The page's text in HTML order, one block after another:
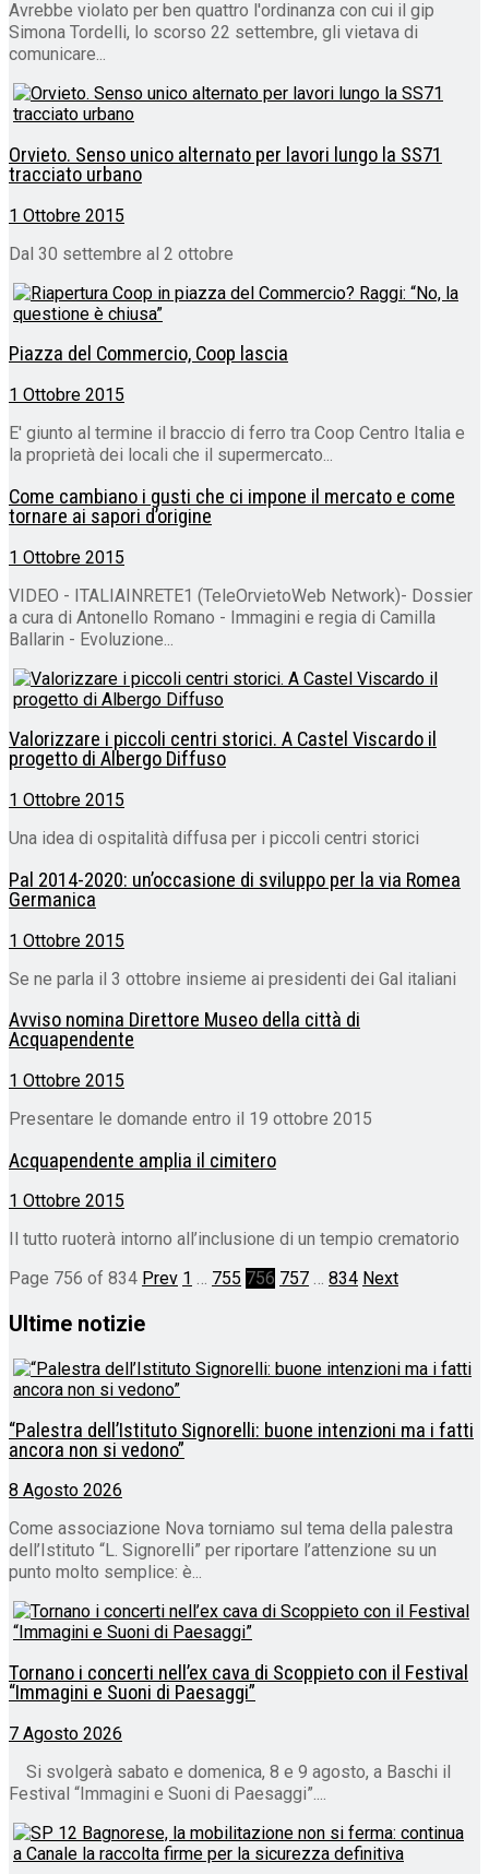
Avrebbe violato per ben quattro l'ordinanza con cui il gip
Simona Tordelli, lo scorso 22 settembre, gli vietava di
comunicare...
Orvieto. Senso unico alternato per lavori lungo la SS71
tracciato urbano
1 Ottobre 2015
Dal 30 settembre al 2 ottobre
Piazza del Commercio, Coop lascia
1 Ottobre 2015
E' giunto al termine il braccio di ferro tra Coop Centro Italia e
la proprietà dei locali che il supermercato...
Come cambiano i gusti che ci impone il mercato e come
tornare ai sapori d’origine
1 Ottobre 2015
VIDEO - ITALIAINRETE1 (TeleOrvietoWeb Network)- Dossier
a cura di Antonello Romano - Immagini e regia di Camilla
Ballarin - Evoluzione...
Valorizzare i piccoli centri storici. A Castel Viscardo il
progetto di Albergo Diffuso
1 Ottobre 2015
Una idea di ospitalità diffusa per i piccoli centri storici
Pal 2014-2020: un’occasione di sviluppo per la via Romea
Germanica
1 Ottobre 2015
Se ne parla il 3 ottobre insieme ai presidenti dei Gal italiani
Avviso nomina Direttore Museo della città di
Acquapendente
1 Ottobre 2015
Presentare le domande entro il 19 ottobre 2015
Acquapendente amplia il cimitero
1 Ottobre 2015
Il tutto ruoterà intorno all’inclusione di un tempio crematorio
Page 756 of 834 Prev 1 … 755 756 757 … 834 Next
Ultime notizie
“Palestra dell’Istituto Signorelli: buone intenzioni ma i fatti
ancora non si vedono”
8 Agosto 2026
Come associazione Nova torniamo sul tema della palestra
dell’Istituto “L. Signorelli” per riportare l’attenzione su un
punto molto semplice: è...
Tornano i concerti nell’ex cava di Scoppieto con il Festival
“Immagini e Suoni di Paesaggi”
7 Agosto 2026
Si svolgerà sabato e domenica, 8 e 9 agosto, a Baschi il
Festival “Immagini e Suoni di Paesaggi”....